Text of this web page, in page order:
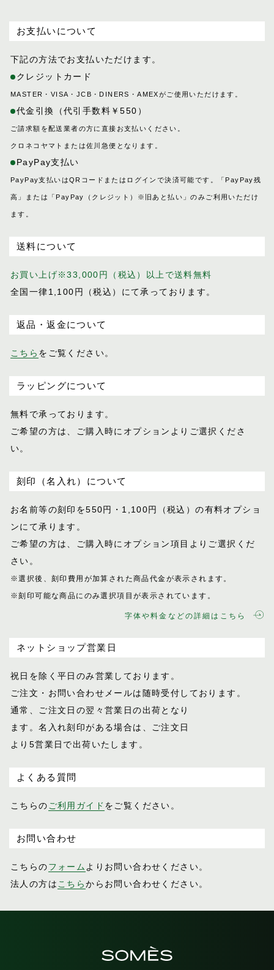
ピント
ファセット
フェル
フリージアン
ブルトン
フロイント
プログレス
ホースマン
レイヤー
LIFE IN A NORTHERN LAND
SOK
お支払いについて
下記の方法でお支払いただけます。
クレジットカード
MASTER・VISA・JCB・DINERS・AMEXがご使用いただけます。
代金引換（代引手数料￥550）
ご請求額を配送業者の方に直接お支払いください。
クロネコヤマトまたは佐川急便となります。
PayPay支払い
PayPay支払いはQRコードまたはログインで決済可能です。「PayPay残
高」または「PayPay（クレジット）※旧あと払い」のみご利用いただけ
ます。
送料について
お買い上げ※33,000円（税込）以上で送料無料
全国一律1,100円（税込）にて承っております。
返品・返金について
こちら をご覧ください。
ラッピングについて
無料で承っております。
ご希望の方は、ご購入時にオプションより ご選択くださ
い。
刻印（名入れ）について
お名前等の刻印を550円・1,100円（税込）の有料オプショ
ンにて承ります。
ご希望の方は、ご購入時にオプション項目 よりご選択くだ
さい。
※選択後、刻印費用が加算された商品代金が表示 されます。
※刻印可能な商品にのみ選択項目が表示されてい ます。
字体や料金などの詳細はこちら
ネットショップ営業日
祝日を除く平日のみ営業しております。
ご注文・お問い合わせメールは随時受付し ております。
通常、ご注文日の翌々営業日の出荷となり
ます。名入れ刻印がある場合は、ご注文日
より5営業日で出荷いたします。
よくある質問
こちらの ご利用ガイド をご覧ください。
お問い合わせ
こちらのフォーム よりお問い合わせください。
法人の方は こちらからお問い合わせください。